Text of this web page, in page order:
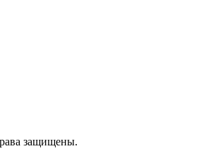
защищены.